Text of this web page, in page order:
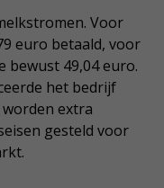
Voor
euro betaald, voor
bewust 49,04 euro.
het bedrijf
extra
gesteld voor